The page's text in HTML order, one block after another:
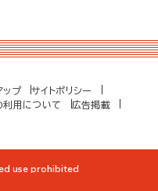
ップ
サイトポリシー
利用について
広告掲載
use prohibited